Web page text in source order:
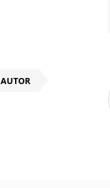
Überschrift
AUTOR